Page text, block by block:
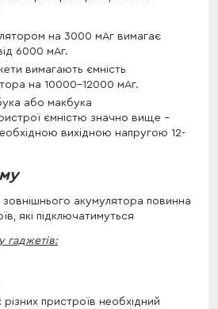
на 3000 мАг вимагає
6000 мАг.
вимагають ємність
на 10000-12000 мАг.
або макбука
ємністю значно вище -
вихідною напругою 12-
зовнішнього акумулятора повинна
які підключатимуться
гаджетів:
різних пристроїв необхідний